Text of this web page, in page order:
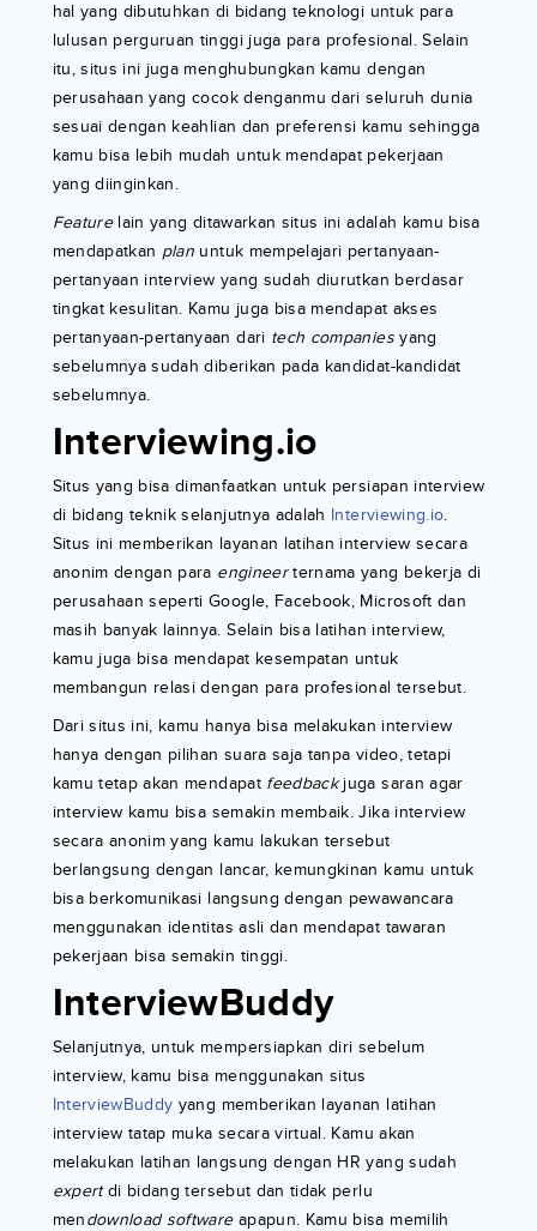
hal yang dibutuhkan di bidang teknologi untuk para
lulusan perguruan tinggi juga para profesional. Selain
itu, situs ini juga menghubungkan kamu dengan
perusahaan yang cocok denganmu dari seluruh dunia
sesuai dengan keahlian dan preferensi kamu sehingga
kamu bisa lebih mudah untuk mendapat pekerjaan
yang diinginkan.
Featurelain yang ditawarkan situs ini adalah kamu bisa
mendapatkan plan untuk mempelajari pertanyaan-
pertanyaan interview yang sudah diurutkan berdasar
tingkat kesulitan. Kamu juga bisa mendapat akses
pertanyaan-pertanyaan dari tech companiesyang
sebelumnya sudah diberikan pada kandidat-kandidat
sebelumnya.
Interviewing.io
Situs yang bisa dimanfaatkan untuk persiapan interview
di bidang teknik selanjutnya adalah Interviewing.io.
Situs ini memberikan layanan latihan interview secara
anonim dengan para engineerternama yang bekerja di
perusahaan seperti Google, Facebook, Microsoft dan
masih banyak lainnya. Selain bisa latihan interview,
kamu juga bisa mendapat kesempatan untuk
membangun relasi dengan para profesional tersebut.
Dari situs ini, kamu hanya bisa melakukan interview
hanya dengan pilihan suara saja tanpa video, tetapi
kamu tetap akan mendapat feedbackjuga saran agar
interview kamu bisa semakin membaik. Jika interview
secara anonim yang kamu lakukan tersebut
berlangsung dengan lancar, kemungkinan kamu untuk
bisa berkomunikasi langsung dengan pewawancara
menggunakan identitas asli dan mendapat tawaran
pekerjaan bisa semakin tinggi.
InterviewBuddy
Selanjutnya, untuk mempersiapkan diri sebelum
interview, kamu bisa menggunakan situs
InterviewBuddy yang memberikan layanan latihan
interview tatap muka secara virtual. Kamu akan
melakukan latihan langsung dengan HR yang sudah
expertdi bidang tersebut dan tidak perlu
mendownload softwareapapun. Kamu bisa memilih